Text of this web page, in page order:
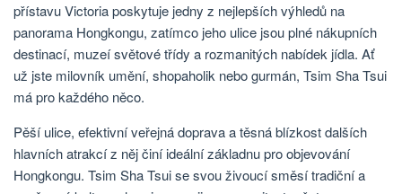
přístavu Victoria poskytuje jedny z nejlepších výhledů na
panorama Hongkongu, zatímco jeho ulice jsou plné nákupních
destinací, muzeí světové třídy a rozmanitých nabídek jídla. Ať
už jste milovník umění, shopaholik nebo gurmán, Tsim Sha Tsui
má pro každého něco.
Pěší ulice, efektivní veřejná doprava a těsná blízkost dalších
hlavních atrakcí z něj činí ideální základnu pro objevování
Hongkongu. Tsim Sha Tsui se svou živoucí směsí tradiční a